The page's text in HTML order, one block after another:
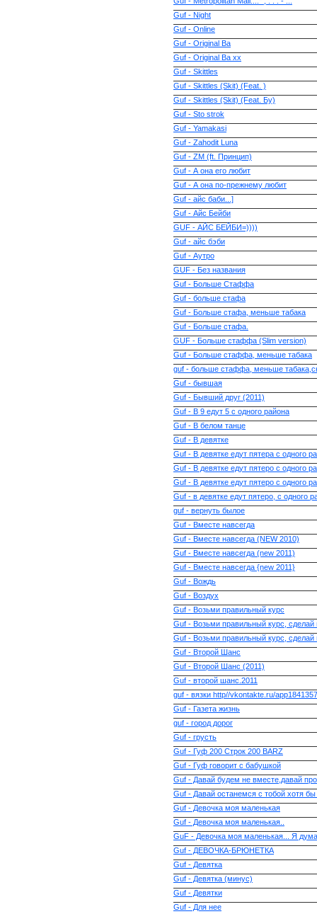
Guf - Night
Guf - Online
Guf - Original Ba
Guf - Original Ba xx
Guf - Skittles
Guf - Skittles (Skit) (Feat. )
Guf - Skittles (Skit) (Feat. Бу)
Guf - Sto strok
Guf - Yamakasi
Guf - Zahodit Luna
Guf - ZM (ft. Принцип)
Guf - А она его любит
Guf - А она по-прежнему любит
Guf - айс баби...]
Guf - Айс Бейби
GUF - АЙС БЕЙБИ=))))
Guf - айс бэби
Guf - Аутро
GUF - Без названия
Guf - Больше Cтаффа
Guf - больше стафа
Guf - Больше стафа, меньше табака
Guf - Больше стафа.
GUF - Больше стаффа (Slim version)
Guf - Больше стаффа, меньше табака
guf - больше стаффа, меньше
Guf - бывшая
Guf - Бывший друг (2011)
Guf - В 9 едут 5 с одного района
Guf - В белом танце
Guf - В девятке
Guf - В девятке едут пятера с одного
Guf - В девятке едут пятеро с одного
Guf - В девятке едут пятеро с одного
Guf - в девятке едут пятеро, с одного
guf - вернуть былое
Guf - Вместе навсегда
Guf - Вместе навсегда (NEW 2010)
Guf - Вместе навсегда (new 2011)
Guf - Вместе навсегда {new 2011}
Guf - Вождь
Guf - Воздух
Guf - Возьми правильный курс
Guf - Возьми правильный курс,
Guf - Возьми правильный курс,
Guf - Второй Шанс
Guf - Второй Шанс (2011)
Guf - второй шанс.2011
guf - вязки http//vkontakte.ru/app1841357
Guf - Газета жизнь
guf - город дорог
Guf - грусть
Guf - Гуф 200 Строк 200 BARZ
Guf - Гуф говорит с бабушкой
Guf - Давай будем не вместе,давай
Guf - Давай останемся с тобой хотя бы
Guf - Девочка моя маленькая
Guf - Девочка моя маленькая..
GuF - Девочка моя маленькая... Я
Guf - ДЕВОЧКА-БРЮНЕТКА
Guf - Девятка
Guf - Девятка (минус)
Guf - Девятки
Guf - Для нее